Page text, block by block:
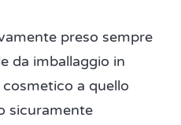
preso sempre
da imballaggio in
a quello
sicuramente